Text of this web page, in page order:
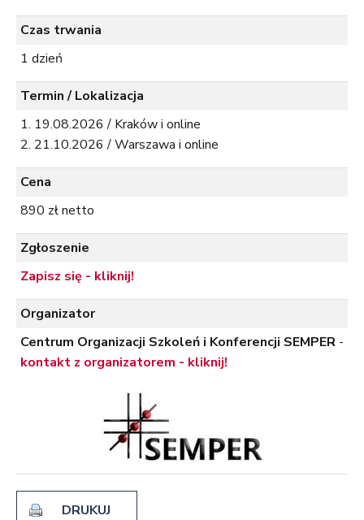
Czas trwania
1 dzień
Termin / Lokalizacja
19.08.2026 / Kraków i online
21.10.2026 / Warszawa i online
Cena
890 zł netto
Zgłoszenie
Zapisz się - kliknij!
Organizator
Centrum Organizacji Szkoleń i Konferencji SEMPER -
kontakt z organizatorem - kliknij!
DRUKUJ